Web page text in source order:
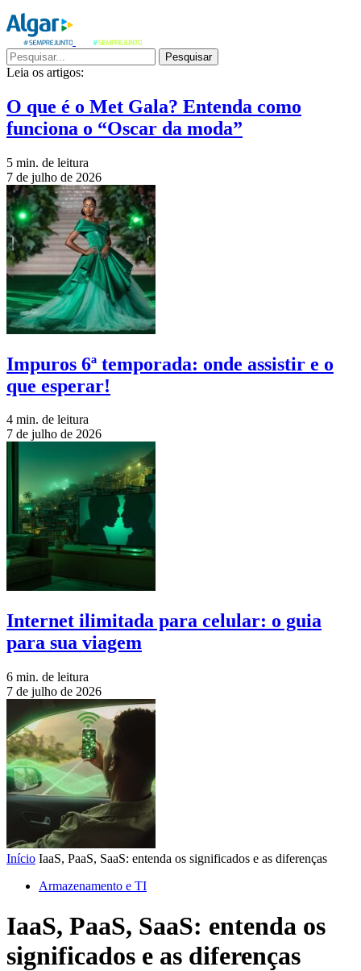
Pesquisar
Leia os artigos:
O que é o Met Gala? Entenda como
funciona o “Oscar da moda”
5 min. de leitura
7 de julho de 2026
Impuros 6ª temporada: onde assistir e o
que esperar!
4 min. de leitura
7 de julho de 2026
Internet ilimitada para celular: o guia
para sua viagem
6 min. de leitura
7 de julho de 2026
Início IaaS, PaaS, SaaS: entenda os significados e as diferenças
Armazenamento e TI
IaaS, PaaS, SaaS: entenda os
significados e as diferenças